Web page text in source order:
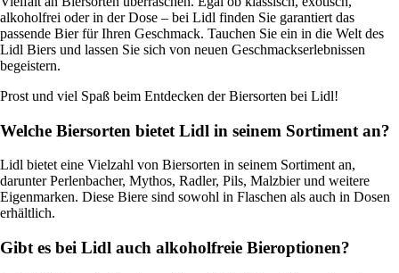
alkoholfrei oder in der Dose – bei Lidl finden Sie garantiert das
passende Bier für Ihren Geschmack. Tauchen Sie ein in die Welt des
Lidl Biers und lassen Sie sich von neuen Geschmackserlebnissen
begeistern.
Prost und viel Spaß beim Entdecken der Biersorten bei Lidl!
Welche Biersorten bietet Lidl in seinem Sortiment an?
Lidl bietet eine Vielzahl von Biersorten in seinem Sortiment an,
darunter Perlenbacher, Mythos, Radler, Pils, Malzbier und weitere
Eigenmarken. Diese Biere sind sowohl in Flaschen als auch in Dosen
erhältlich.
Gibt es bei Lidl auch alkoholfreie Bieroptionen?